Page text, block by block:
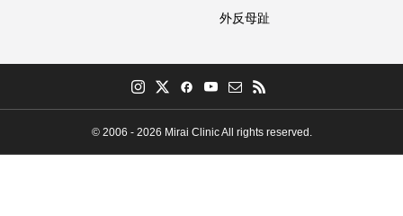
外反母趾
© 2006 - 2026 Mirai Clinic All rights reserved.